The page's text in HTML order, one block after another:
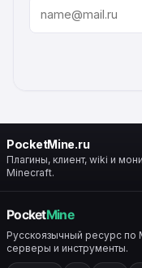
PocketMine.ru
Плагины, клиент, wiki и
Minecraft.
Русскоязычный ресурс по
серверы и инструменты.